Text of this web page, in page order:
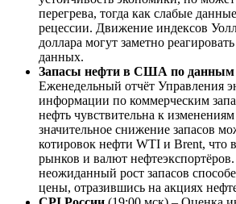
перегрева, тогда как слабые
рецессии. Движение индексов
доллара могут заметно
данных.
Запасы нефти в США по
Еженедельный отчёт Управления
информации по коммерческим
нефть чувствительна к изменениям
значительное снижение запасов
котировок нефти WTI и Brent, что
рынков и валют
неожиданный рост запасов
цены, отразившись на акциях